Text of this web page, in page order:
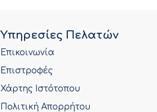
Υπηρεσίες Πελατών
Επικοινωνία
Επιστροφές
Χάρτης Ιστότοπου
Πολιτική Απορρήτου